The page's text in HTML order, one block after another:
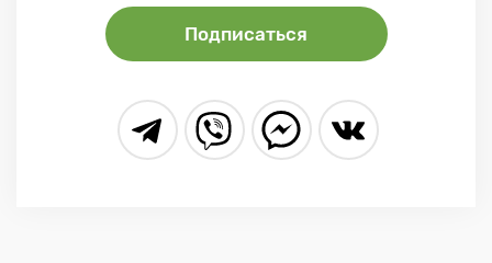
Подписаться